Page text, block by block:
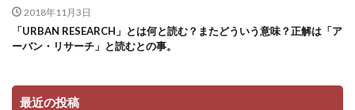
2018年11月3日
「URBAN RESEARCH」とは何と読む？またどういう意味？正解は「ア
ーバン・リサーチ」と読むとの事。
最近の投稿